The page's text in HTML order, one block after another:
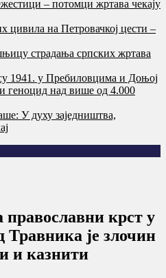
– потомци жртава чекају
цивила на Петровачкој цести –
страдања српских жртава
1941. у Пребиловцима и Доњој
геноцид над више од 4.000
У духу заједништва,
крст у
Травника је злочин
и казнити